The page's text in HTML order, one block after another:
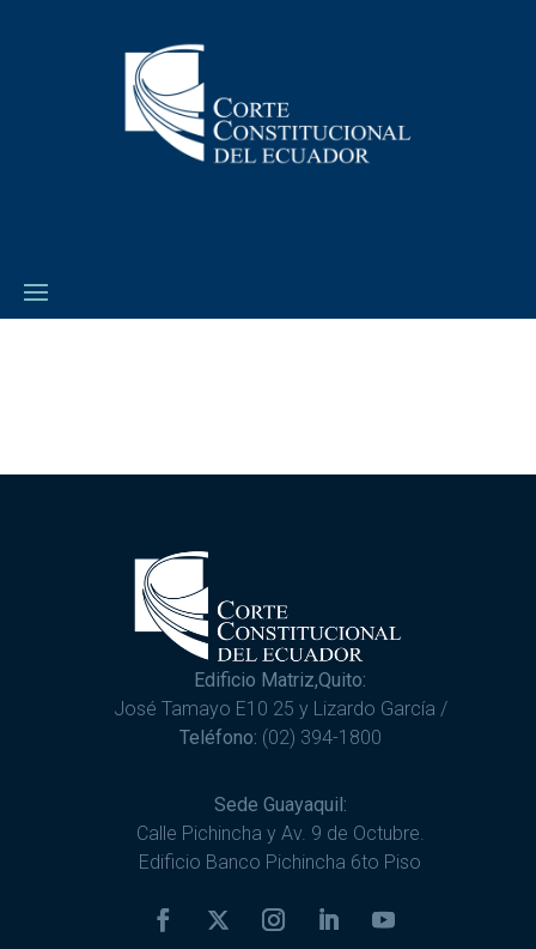
Edificio Matriz,Quito:
José Tamayo E10 25 y Lizardo García /
Teléfono: (02) 394-1800
Sede Guayaquil:
Calle Pichincha y Av. 9 de Octubre.
Edificio Banco Pichincha 6to Piso